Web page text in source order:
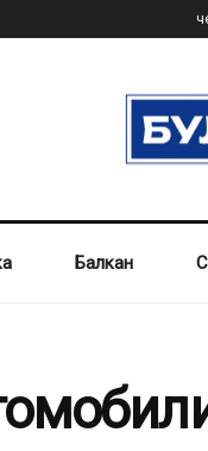
Балкан